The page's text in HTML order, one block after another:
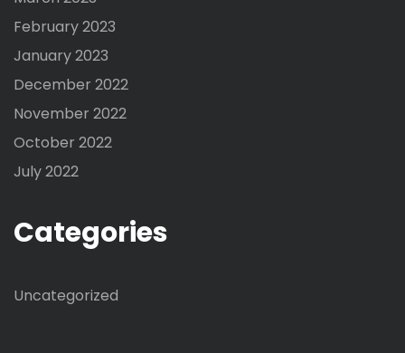
February 2023
January 2023
December 2022
November 2022
October 2022
July 2022
Categories
Uncategorized